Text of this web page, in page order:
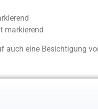
markierend
auch eine Besichtigung